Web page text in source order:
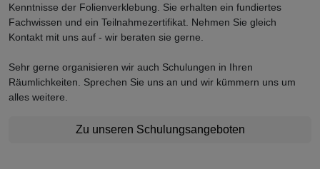
Kenntnisse der Folienverklebung. Sie erhalten ein fundiertes
Fachwissen und ein Teilnahmezertifikat. Nehmen Sie gleich
Kontakt mit uns auf - wir beraten sie gerne.
Sehr gerne organisieren wir auch Schulungen in Ihren
Räumlichkeiten. Sprechen Sie uns an und wir kümmern uns um
alles weitere.
Zu unseren Schulungsangeboten